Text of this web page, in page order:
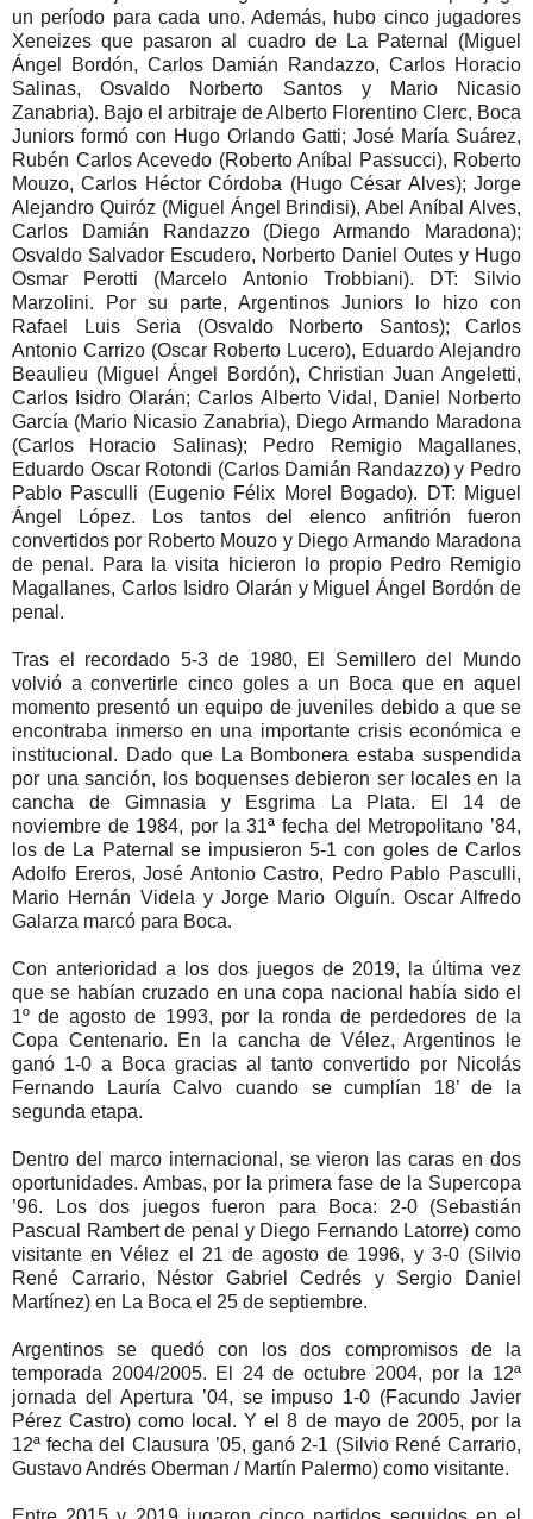
un período para cada uno. Además, hubo cinco jugadores
Xeneizes que pasaron al cuadro de La Paternal (Miguel
Ángel Bordón, Carlos Damián Randazzo, Carlos Horacio
Salinas, Osvaldo Norberto Santos y Mario Nicasio
Zanabria). Bajo el arbitraje de Alberto Florentino Clerc, Boca
Juniors formó con Hugo Orlando Gatti; José María Suárez,
Rubén Carlos Acevedo (Roberto Aníbal Passucci), Roberto
Mouzo, Carlos Héctor Córdoba (Hugo César Alves); Jorge
Alejandro Quiróz (Miguel Ángel Brindisi), Abel Aníbal Alves,
Carlos Damián Randazzo (Diego Armando Maradona);
Osvaldo Salvador Escudero, Norberto Daniel Outes y Hugo
Osmar Perotti (Marcelo Antonio Trobbiani). DT: Silvio
Marzolini. Por su parte, Argentinos Juniors lo hizo con
Rafael Luis Seria (Osvaldo Norberto Santos); Carlos
Antonio Carrizo (Oscar Roberto Lucero), Eduardo Alejandro
Beaulieu (Miguel Ángel Bordón), Christian Juan Angeletti,
Carlos Isidro Olarán; Carlos Alberto Vidal, Daniel Norberto
García (Mario Nicasio Zanabria), Diego Armando Maradona
(Carlos Horacio Salinas); Pedro Remigio Magallanes,
Eduardo Oscar Rotondi (Carlos Damián Randazzo) y Pedro
Pablo Pasculli (Eugenio Félix Morel Bogado). DT: Miguel
Ángel López. Los tantos del elenco anfitrión fueron
convertidos por Roberto Mouzo y Diego Armando Maradona
de penal. Para la visita hicieron lo propio Pedro Remigio
Magallanes, Carlos Isidro Olarán y Miguel Ángel Bordón de
penal.
Tras el recordado 5-3 de 1980, El Semillero del Mundo
volvió a convertirle cinco goles a un Boca que en aquel
momento presentó un equipo de juveniles debido a que se
encontraba inmerso en una importante crisis económica e
institucional. Dado que La Bombonera estaba suspendida
por una sanción, los boquenses debieron ser locales en la
cancha de Gimnasia y Esgrima La Plata. El 14 de
noviembre de 1984, por la 31ª fecha del Metropolitano ’84,
los de La Paternal se impusieron 5-1 con goles de Carlos
Adolfo Ereros, José Antonio Castro, Pedro Pablo Pasculli,
Mario Hernán Videla y Jorge Mario Olguín. Oscar Alfredo
Galarza marcó para Boca.
Con anterioridad a los dos juegos de 2019, la última vez
que se habían cruzado en una copa nacional había sido el
1º de agosto de 1993, por la ronda de perdedores de la
Copa Centenario. En la cancha de Vélez, Argentinos le
ganó 1-0 a Boca gracias al tanto convertido por Nicolás
Fernando Lauría Calvo cuando se cumplían 18’ de la
segunda etapa.
Dentro del marco internacional, se vieron las caras en dos
oportunidades. Ambas, por la primera fase de la Supercopa
’96. Los dos juegos fueron para Boca: 2-0 (Sebastián
Pascual Rambert de penal y Diego Fernando Latorre) como
visitante en Vélez el 21 de agosto de 1996, y 3-0 (Silvio
René Carrario, Néstor Gabriel Cedrés y Sergio Daniel
Martínez) en La Boca el 25 de septiembre.
Argentinos se quedó con los dos compromisos de la
temporada 2004/2005. El 24 de octubre 2004, por la 12ª
jornada del Apertura ’04, se impuso 1-0 (Facundo Javier
Pérez Castro) como local. Y el 8 de mayo de 2005, por la
12ª fecha del Clausura ’05, ganó 2-1 (Silvio René Carrario,
Gustavo Andrés Oberman / Martín Palermo) como visitante.